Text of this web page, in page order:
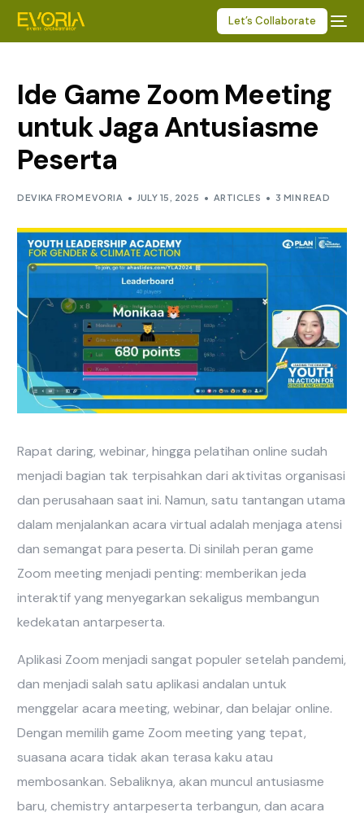
Let’s Collaborate
Ide Game Zoom Meeting
untuk Jaga Antusiasme
Peserta
DEVIKA FROM EVORIA JULY 15, 2025 ARTICLES 3 MIN READ
Rapat daring, webinar, hingga pelatihan online sudah
menjadi bagian tak terpisahkan dari aktivitas organisasi
dan perusahaan saat ini. Namun, satu tantangan utama
dalam menjalankan acara virtual adalah menjaga atensi
dan semangat para peserta. Di sinilah peran game
Zoom meeting menjadi penting: memberikan jeda
interaktif yang menyegarkan sekaligus membangun
kedekatan antarpeserta.
Aplikasi Zoom menjadi sangat populer setelah pandemi,
dan menjadi salah satu aplikasi andalan untuk
menggelar acara meeting, webinar, dan belajar online.
Dengan memilih game Zoom meeting yang tepat,
suasana acara tidak akan terasa kaku atau
membosankan. Sebaliknya, akan muncul antusiasme
baru, chemistry antarpeserta terbangun, dan acara